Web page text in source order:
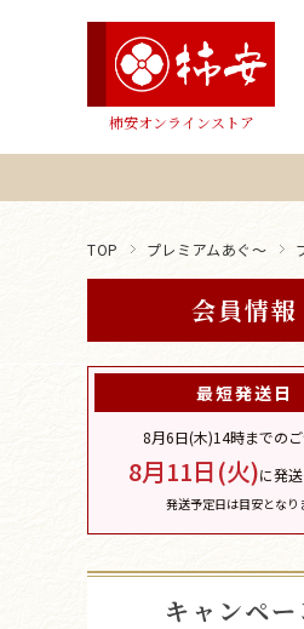
柿安オンラインストア
TOP プレミアムあぐ～
会員情報
最短発送日
8月6日(木)14時までの
8月11日(火)に発
発送予定日は目安となり
キャンペー